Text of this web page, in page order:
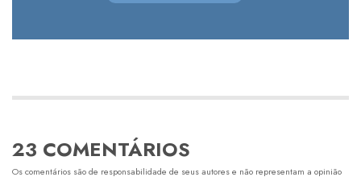
23 COMENTÁRIOS
Os comentários são de responsabilidade de seus autores e não representam a opinião